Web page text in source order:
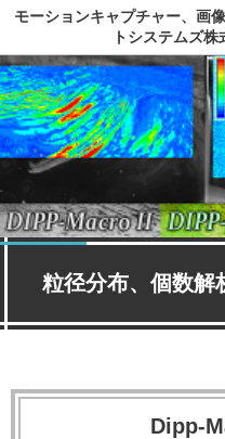
モーションキャプチャー、画
トシステムズ株
粒径分布、個数
Dipp-